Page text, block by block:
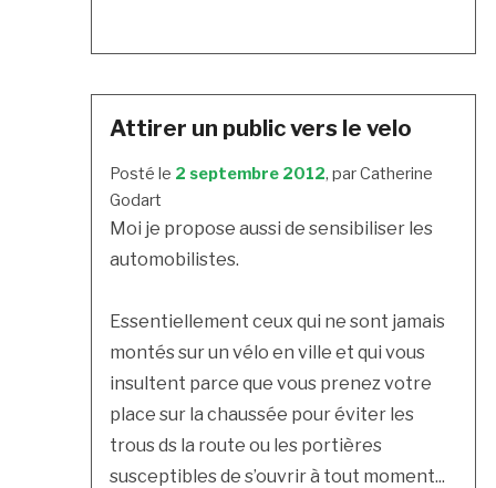
Attirer un public vers le velo
Posté le 2 septembre 2012, par Catherine
Godart
Moi je propose aussi de sensibiliser les
automobilistes.
Essentiellement ceux qui ne sont jamais
montés sur un vélo en ville et qui vous
insultent parce que vous prenez votre
place sur la chaussée pour éviter les
trous ds la route ou les portières
susceptibles de s’ouvrir à tout moment...